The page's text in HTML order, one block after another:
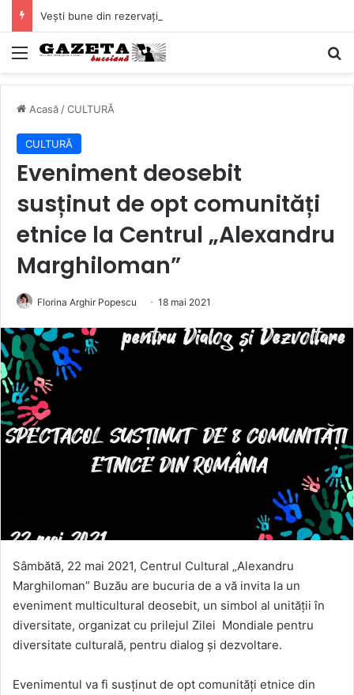
Mediu
Acasă /CULTURĂ
CULTURĂ
Eveniment deosebit
susținut de opt comunități
etnice la Centrul „Alexandru
Marghiloman”
Florina Arghir Popescu 18 mai 2021
Sâmbătă, 22 mai 2021, Centrul Cultural „Alexandru
Marghiloman” Buzău are bucuria de a vă invita la un
eveniment multicultural deosebit, un simbol al unității în
diversitate, organizat cu prilejul Zilei Mondiale pentru
diversitate culturală, pentru dialog și dezvoltare.
Evenimentul va fi susținut de opt comunități etnice din